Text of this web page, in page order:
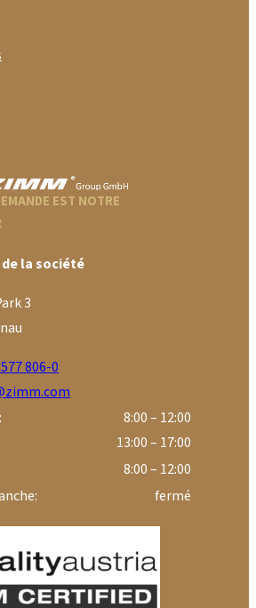
EST NOTRE
la société
3
806-0
8:00 – 12:00
13:00 – 17:00
8:00 – 12:00
fermé